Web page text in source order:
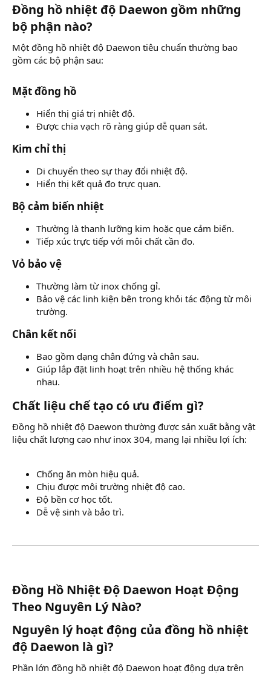
Đồng hồ nhiệt độ Daewon gồm những
bộ phận nào?​
Một đồng hồ nhiệt độ Daewon tiêu chuẩn thường bao
gồm các bộ phận sau:
Mặt đồng hồ​
Hiển thị giá trị nhiệt độ.
Được chia vạch rõ ràng giúp dễ quan sát.
Kim chỉ thị​
Di chuyển theo sự thay đổi nhiệt độ.
Hiển thị kết quả đo trực quan.
Bộ cảm biến nhiệt​
Thường là thanh lưỡng kim hoặc que cảm biến.
Tiếp xúc trực tiếp với môi chất cần đo.
Vỏ bảo vệ​
Thường làm từ inox chống gỉ.
Bảo vệ các linh kiện bên trong khỏi tác động từ môi
trường.
Chân kết nối​
Bao gồm dạng chân đứng và chân sau.
Giúp lắp đặt linh hoạt trên nhiều hệ thống khác
nhau.
Chất liệu chế tạo có ưu điểm gì?​
Đồng hồ nhiệt độ Daewon thường được sản xuất bằng vật
liệu chất lượng cao như inox 304, mang lại nhiều lợi ích:
Chống ăn mòn hiệu quả.
Chịu được môi trường nhiệt độ cao.
Độ bền cơ học tốt.
Dễ vệ sinh và bảo trì.
Đồng Hồ Nhiệt Độ Daewon Hoạt Động
Theo Nguyên Lý Nào?​
Nguyên lý hoạt động của đồng hồ nhiệt
độ Daewon là gì?​
Phần lớn đồng hồ nhiệt độ Daewon hoạt động dựa trên